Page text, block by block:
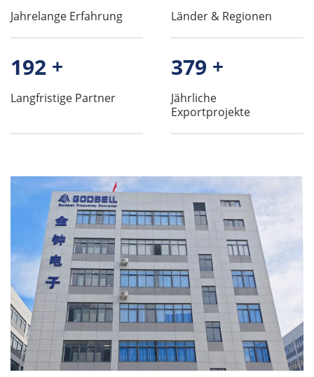
Jahrelange Erfahrung Länder & Regionen
200 +
Langfristige Partner
395 +
Jährliche
Exportprojekte